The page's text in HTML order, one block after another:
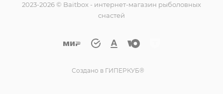
2023-2026 © Baitbox - интернет-магазин рыболовных
снастей
Создано в ГИПЕРКУБ®